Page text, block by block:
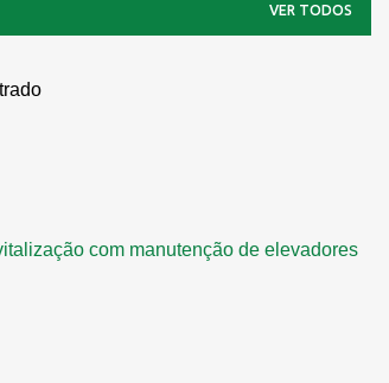
VER TODOS
com manutenção de elevadores